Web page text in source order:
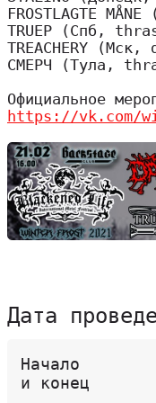
FROSTLAGTE
TRUEP (Спб,
TREACHERY
СМЕРЧ (Тула,
Официальное
https://vk.com/
Дата
Начало
и конец